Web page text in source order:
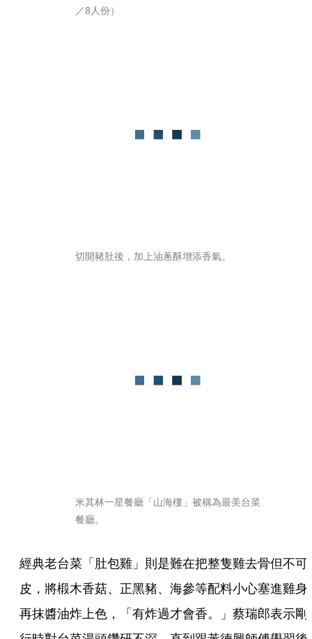
／8人份）
切開豬肚後，加上油蔥酥增添香氣。
米其林一星餐廳「山海樓」被稱為最美台菜
餐廳。
經典老台菜「肚包雞」則是難在把整隻雞去骨但不可
皮，將椴木香菇、正黑豬、海參等配料小心塞進雞身
再抹醬油炸上色，「有炸過才會香。」蔡瑞郎表示剛